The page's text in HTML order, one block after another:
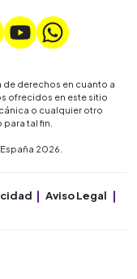
de derechos en cuanto a
ofrecidos en este sitio
o cualquier otro
tal fin.
2026.
Aviso Legal